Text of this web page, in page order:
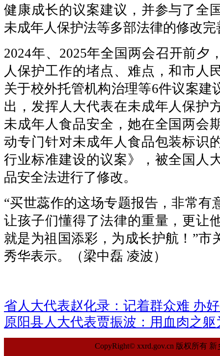
健康成长的议案建议，并参与了全
未成年人保护法等多部法律的修改完
2024年、2025年全国两会召开前夕
人保护工作的堵点、难点，和市人
关于校外托管机构治理等6件议案建
出，发挥人大代表在未成年人保护
未成年人食品安全，她在全国两会
动专门针对未成年人食品包装标识
行业标准建设的议案》，被全国人
品安全法进行了修改。
“买世蕊作的这场专题报告，非常有
让孩子们懂得了法律的重量，更让
就是为祖国添彩，为成长护航！”市
秀华表示。（梁中磊 凌波）
省人大代表赵化录：记着群众难 办
原阳县人大代表贾振波：用血肉之
CopyRight© xxrd.gov.cn 版权所有